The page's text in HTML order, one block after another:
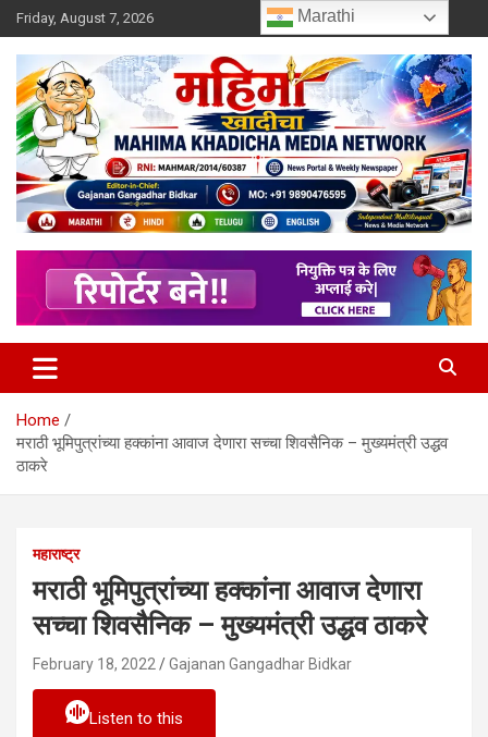
Skip
to
content
Friday, August 7, 2026
Mahimakhadicha
Home
मराठी भूमिपुत्रांच्या हक्कांना आवाज देणारा सच्चा शिवसैनिक – मुख्यमंत्री उद्धव
ठाकरे
महाराष्ट्र
मराठी भूमिपुत्रांच्या हक्कांना आवाज देणारा
सच्चा शिवसैनिक – मुख्यमंत्री उद्धव ठाकरे
February 18, 2022 Gajanan Gangadhar Bidkar
Listen to this
Marathi